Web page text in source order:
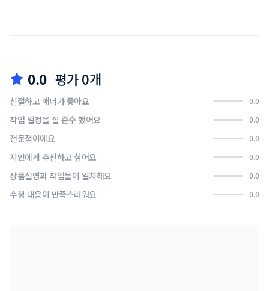
0.0 평가 0개
친절하고 매너가 좋아요 0.0
작업 일정을 잘 준수 했어요 0.0
전문적이에요 0.0
지인에게 추천하고 싶어요 0.0
상품설명과 작업물이 일치해요 0.0
수정 대응이 만족스러워요 0.0